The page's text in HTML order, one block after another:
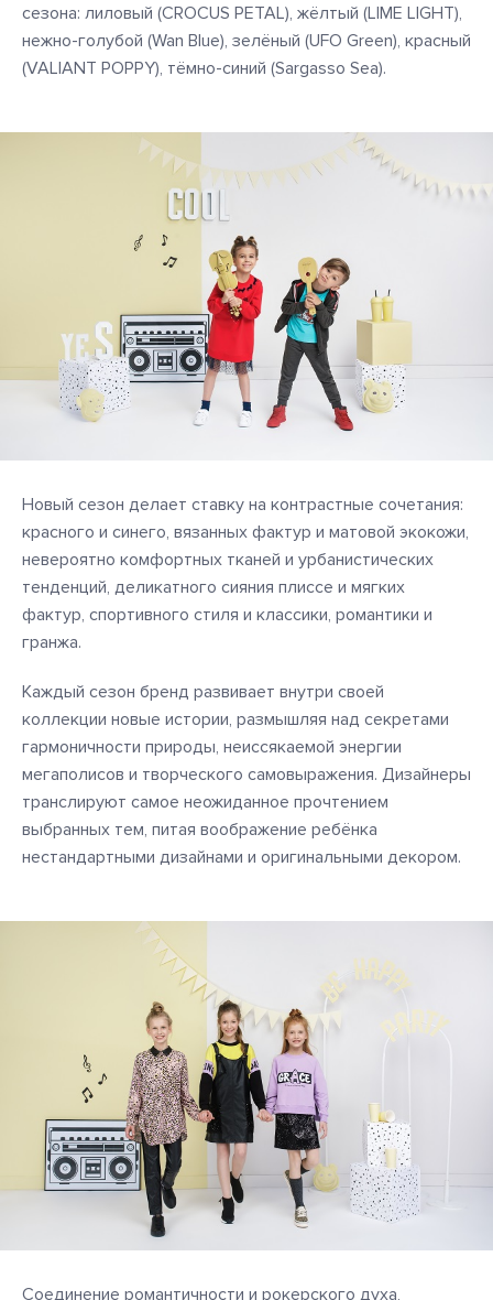
сезона: лиловый (CROCUS PETAL), жёлтый (LIME LIGHT),
нежно-голубой (Wan Blue), зелёный (UFO Green), красный
(VALIANT POPPY), тёмно-синий (Sargasso Sea).
Новый сезон делает ставку на контрастные сочетания:
красного и синего, вязанных фактур и матовой экокожи,
невероятно комфортных тканей и урбанистических
тенденций, деликатного сияния плиссе и мягких
фактур, спортивного стиля и классики, романтики и
гранжа.
Каждый сезон бренд развивает внутри своей
коллекции новые истории, размышляя над секретами
гармоничности природы, неиссякаемой энергии
мегаполисов и творческого самовыражения. Дизайнеры
транслируют самое неожиданное прочтением
выбранных тем, питая воображение ребёнка
нестандартными дизайнами и оригинальными декором.
Соединение романтичности и рокерского духа,